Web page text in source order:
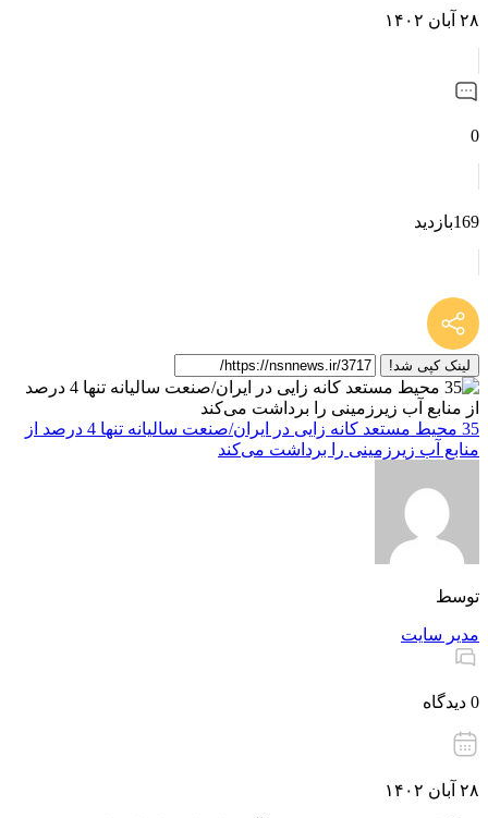
۲۸ آبان ۱۴۰۲
0
169بازدید
لینک کپی شد!
35 محیط مستعد کانه زایی در ایران/صنعت سالیانه تنها 4 درصد از
منابع آب زیرزمینی را برداشت می‌کند
توسط
مدیر سایت
0 دیدگاه
۲۸ آبان ۱۴۰۲